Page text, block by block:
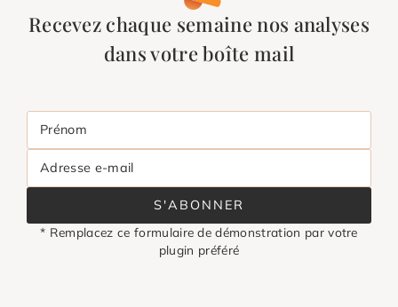
Recevez chaque semaine nos analyses
dans votre boîte mail
Prénom
Adresse e-mail
S'ABONNER
* Remplacez ce formulaire de démonstration par votre
plugin préféré